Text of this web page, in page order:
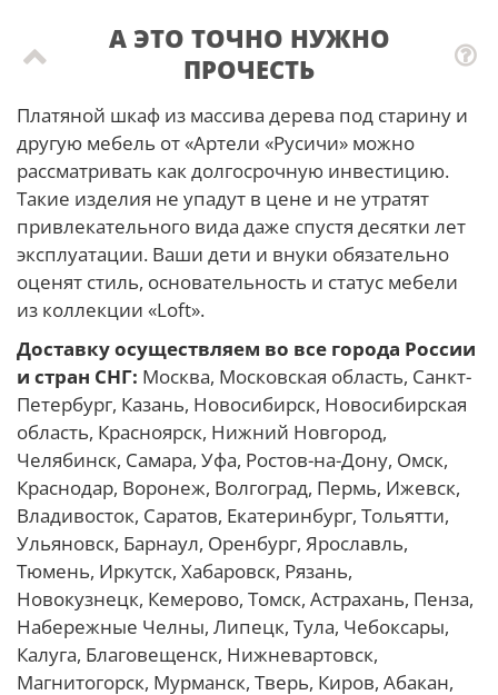
А ЭТО ТОЧНО НУЖНО
ПРОЧЕСТЬ
Платяной шкаф из массива дерева под старину и
другую мебель от «Артели «Русичи» можно
рассматривать как долгосрочную инвестицию.
Такие изделия не упадут в цене и не утратят
привлекательного вида даже спустя десятки лет
эксплуатации. Ваши дети и внуки обязательно
оценят стиль, основательность и статус мебели
из коллекции «Loft».
Доставку осуществляем во все города России
и стран СНГ: Москва, Московская область, Санкт-
Петербург, Казань, Новосибирск, Новосибирская
область, Красноярск, Нижний Новгород,
Челябинск, Самара, Уфа, Ростов-на-Дону, Омск,
Краснодар, Воронеж, Волгоград, Пермь, Ижевск,
Владивосток, Саратов, Екатеринбург, Тольятти,
Ульяновск, Барнаул, Оренбург, Ярославль,
Тюмень, Иркутск, Хабаровск, Рязань,
Новокузнецк, Кемерово, Томск, Астрахань, Пенза,
Набережные Челны, Липецк, Тула, Чебоксары,
Калуга, Благовещенск, Нижневартовск,
Магнитогорск, Мурманск, Тверь, Киров, Абакан,